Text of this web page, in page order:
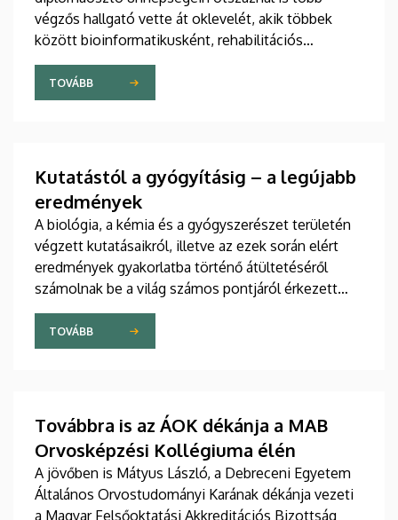
végzős hallgató vette át oklevelét, akik többek
között bioinformatikusként, rehabilitációs
szakemberként, szociális munkásként,
gyógytorgyógytornász-fizioterapeutaként
dolgozhatnak a jövőben. A diplomák átadása
TOVÁBB
Kutatástól a gyógyításig – a legújabb
eredmények
A biológia, a kémia és a gyógyszerészet területén
végzett kutatásaikról, illetve az ezek során elért
eredmények gyakorlatba történő átültetéséről
számolnak be a világ számos pontjáról érkezett
kutatók a Debreceni Egyetemen egy csütörtökön
kezdődött háromnapos konferencián. Az angol
nyelvű tanácskozáson több mint százan vesznek
TOVÁBB
Továbbra is az ÁOK dékánja a MAB
Orvosképzési Kollégiuma élén
A jövőben is Mátyus László, a Debreceni Egyetem
Általános Orvostudományi Karának dékánja vezeti
a Magyar Felsőoktatási Akkreditációs Bizottság